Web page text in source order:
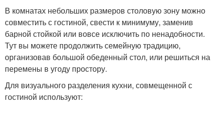
В комнатах небольших размеров столовую зону можно
совместить с гостиной, свести к минимуму, заменив
барной стойкой или вовсе исключить по ненадобности.
Тут вы можете продолжить семейную традицию,
организовав большой обеденный стол, или решиться на
перемены в угоду простору.
Для визуального разделения кухни, совмещенной с
гостиной используют: